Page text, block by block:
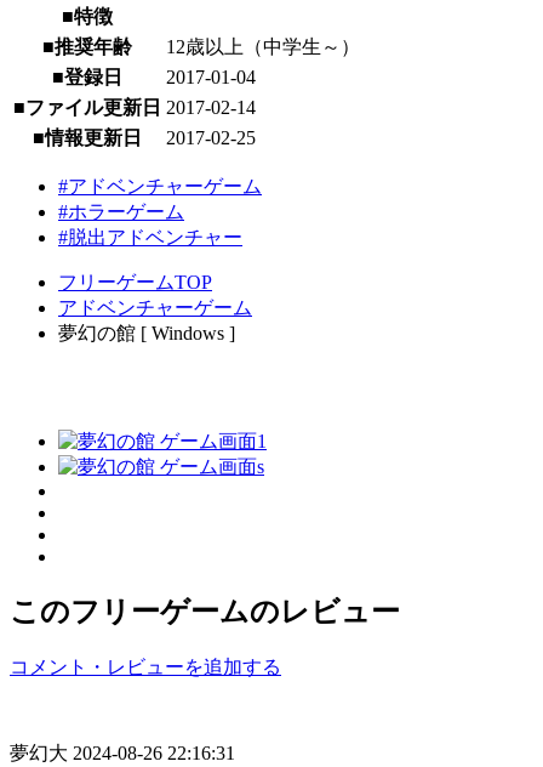
■特徴
■推奨年齢
12歳以上（中学生～）
■登録日
2017-01-04
■ファイル更新日 2017-02-14
■情報更新日
2017-02-25
#アドベンチャーゲーム
#ホラーゲーム
#脱出アドベンチャー
フリーゲームTOP
アドベンチャーゲーム
夢幻の館 [ Windows ]
このフリーゲームのレビュー
コメント・レビューを追加する
夢幻大 2024-08-26 22:16:31